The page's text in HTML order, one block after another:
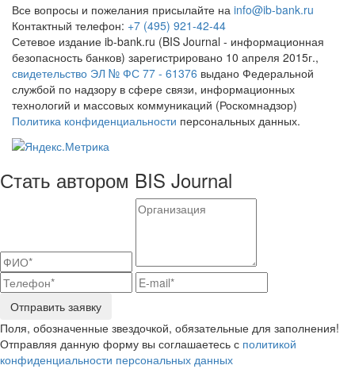
Все вопросы и пожелания присылайте на info@ib-bank.ru
Контактный телефон: +7 (495) 921-42-44
Сетевое издание ib-bank.ru (BIS Journal - информационная
безопасность банков) зарегистрировано 10 апреля 2015г.,
свидетельство ЭЛ № ФС 77 - 61376 выдано Федеральной
службой по надзору в сфере связи, информационных
технологий и массовых коммуникаций (Роскомнадзор)
Политика конфиденциальности персональных данных.
Стать автором BIS Journal
Отправить заявку
Поля, обозначенные звездочкой, обязательные для заполнения!
Отправляя данную форму вы соглашаетесь с политикой
конфиденциальности персональных данных